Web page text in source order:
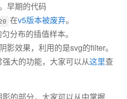
早期的代码
在v5版本被废弃。
分布的插值样本。
影效果，利用的是svg的filter。
大的功能，大家可以从这里查